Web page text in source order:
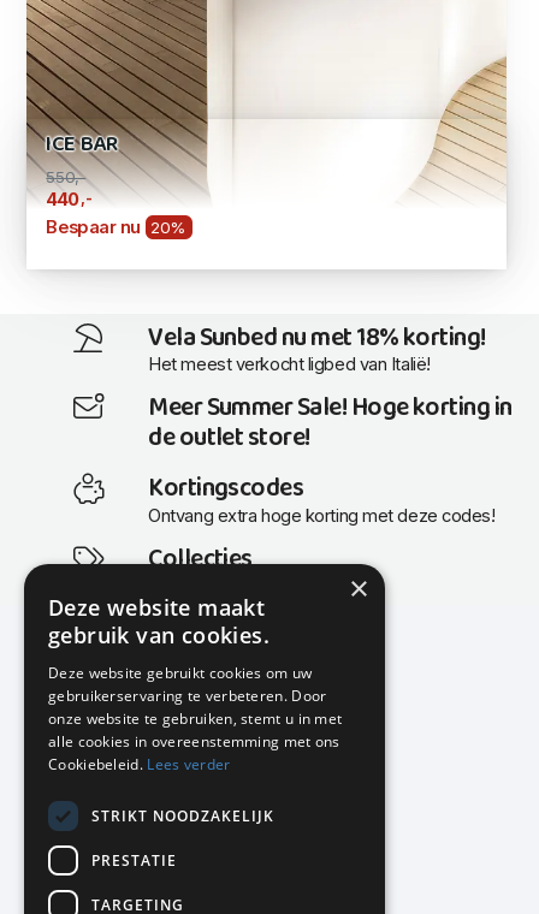
ICE BAR
550,-
440 ,-
Bespaar nu 20%
Vela Sunbed nu met 18% korting!
Het meest verkocht ligbed van Italië!
Meer Summer Sale! Hoge korting in
de outlet store!
Kortingscodes
Ontvang extra hoge korting met deze codes!
Collecties
Actuele en populaire collecties
KMP Kantoormeubilair
Airport Business Park
Frankfurtstraat 29-31
1175 RH Lijnden
020-617 01 26
info@kmpkantoormeubilair.nl
Facebook
×
Deze website maakt
gebruik van cookies.
Deze website gebruikt cookies om uw
gebruikerservaring te verbeteren. Door
onze website te gebruiken, stemt u in met
alle cookies in overeenstemming met ons
Cookiebeleid. Lees verder
STRIKT NOODZAKELIJK
PRESTATIE
TARGETING